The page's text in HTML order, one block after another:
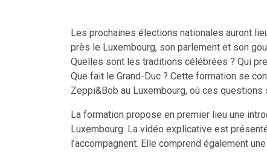
Les prochaines élections nationales auront
près le Luxembourg, son parlement et son
Quelles sont les traditions célébrées ? Qui
Que fait le Grand-Duc ? Cette formation se
Zeppi&Bob au Luxembourg, où ces questions
La formation propose en premier lieu une
Luxembourg. La vidéo explicative est
l’accompagnent. Elle comprend également